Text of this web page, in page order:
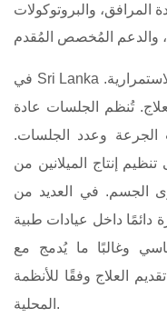
المرافق، والبروتوكولات
في Sri Lanka تعتمد درجة التفتيح على نوع البشرة والاستمرارية.
تُنظم الجلسات عادة
وعدد الجلسات.
إنتاج الميلانين من
الجسم. في العديد من
دائمًا داخل عيادات طبية
وغالبًا ما يُدمج مع
العلاج وفقًا للأنظمة
المحلية.